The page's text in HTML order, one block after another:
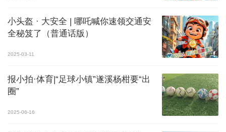
小头盔 · 大安全 | 哪吒喊你速领交通安
全秘笈了（普通话版）
2025-03-11
报小拍·体育|“足球小镇”遂溪杨柑要“出
圈”
2025-06-16